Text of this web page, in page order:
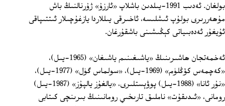
بولغان. ئەدىب 1991-يىلدىن باشلاپ «ئارزۇ» ژۇرنالنىڭ باش
مۇھەررىرى بولۇپ ئىشلىسە، ئاخىرقى يىللاردا يازغۇچىلار ئىتتىپاقى
ئۇيغۇر ئەدەبىياتى كېڭىشىنى باشقۇرغان.
ئەخمەتجان ھاشىرىنىڭ «ياشىغىنىم ياشىغان» (1965-يىل)،
«كەچمەس كۆڭلۈم» (1969-يىل)، «سولماس گۈل» (1977-يىل)،
«نۇر ئانا» (1988-يىل) پوۋېستلىرى، «يالغۇز يالپۇز» (1987-يىل)
رومانى، «ئىدىقۇت» ناملىق تارىخىي رومانىنىڭ بىرىنچى كىتابى